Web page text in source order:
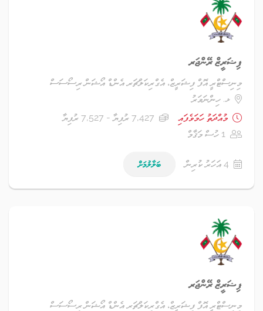
ފިޝަރީޒް ރޭންޖަރ
މިނިސްޓްރީ އޮފް ފިޝަރީޒް، އެގްރިކަލްޗަރ އެންޑް އޯޝަން ރިސޯސަސް
ޅ. ހިންނަވަރު
މުއްދަތު ހަމަވެފައި
7,427 ރުފިޔާ - 7,527 ރުފިޔާ
1 ހުސް މަޤާމް
4 އަހަރު ކުރިން ބަލާލުމަށް
ފިޝަރީޒް ރޭންޖަރ
މިނިސްޓްރީ އޮފް ފިޝަރީޒް، އެގްރިކަލްޗަރ އެންޑް އޯޝަން ރިސޯސަސް